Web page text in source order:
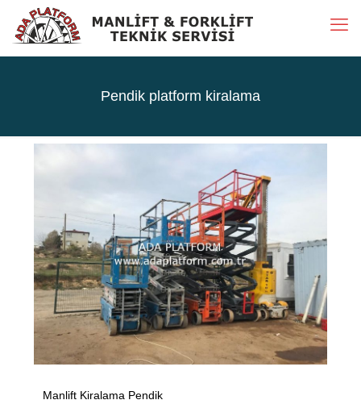
Pendik platform kiralama
Manlift Kiralama Pendik